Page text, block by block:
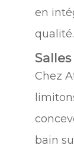
en
qualité.
Chez
bain